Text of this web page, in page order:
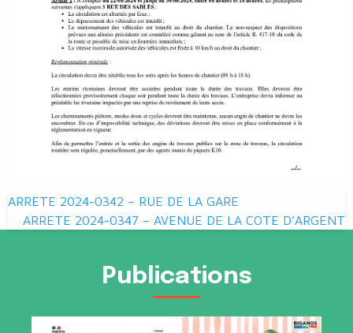
Navigation
de
ARRETE 2024-0342 – RUE DE LA GARE
ARRETE 2024-0347 – AVENUE DE LA COTE D’ARGENT
Publications